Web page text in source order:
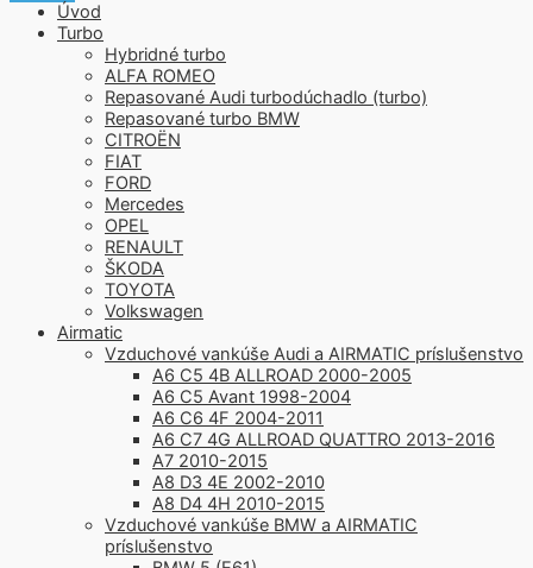
Úvod
Turbo
Hybridné turbo
ALFA ROMEO
Repasované Audi turbodúchadlo (turbo)
Repasované turbo BMW
CITROËN
FIAT
FORD
Mercedes
OPEL
RENAULT
ŠKODA
TOYOTA
Volkswagen
Airmatic
Vzduchové vankúše Audi a AIRMATIC príslušenstvo
A6 C5 4B ALLROAD 2000-2005
A6 C5 Avant 1998-2004
A6 C6 4F 2004-2011
A6 C7 4G ALLROAD QUATTRO 2013-2016
A7 2010-2015
A8 D3 4E 2002-2010
A8 D4 4H 2010-2015
Vzduchové vankúše BMW a AIRMATIC
príslušenstvo